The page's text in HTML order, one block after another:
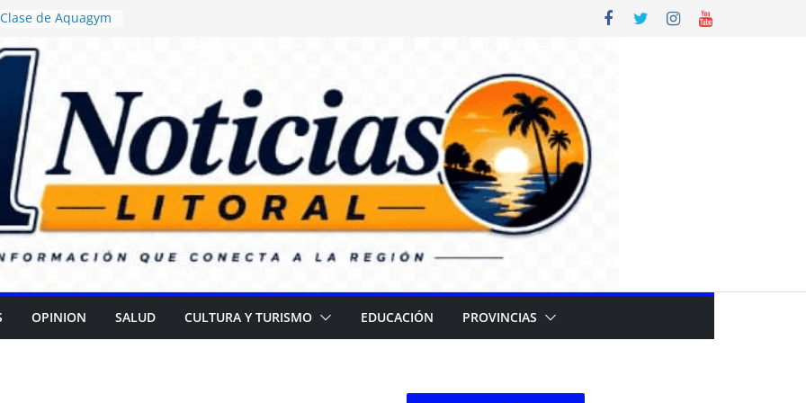
de Aquagym
ordenó
alimentos con
en escuelas
Daniel Rossi
Centro de Salud
II
campaña para
cataratas
Gran
Día de las
OPINION SALUD CULTURA Y TURISMO EDUCACIÓN PROVINCIAS